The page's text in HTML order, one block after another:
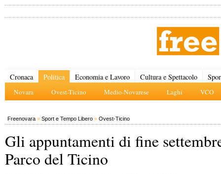
Cronaca Politica
Novara Ovest-Ticino Medio-Novarese Laghi VCO
Economia e Lavoro Cultura e Spettacolo
Freenovara » Sport e Tempo Libero » Ovest-Ticino
Gli appuntamenti di fine
Parco del Ticino